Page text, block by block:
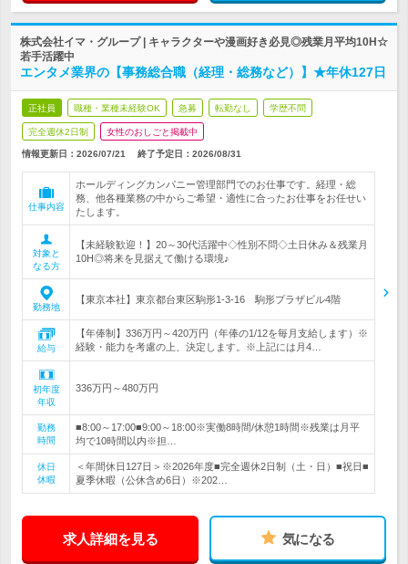
株式会社イマ・グループ | キャラクターや漫画好き必見◎残業月平均10H☆
若手活躍中
エンタメ業界の【事務総合職（経理・総務など）】★年休127日
正社員 職種・業種未経験OK 急募 転勤なし 学歴不問
完全週休2日制 女性のおしごと掲載中
情報更新日：2026/07/21 終了予定日： 2026/08/31
仕事内容
ホールディングカンパニー管理部門でのお仕事です。経理・総
務、他各種業務の中からご希望・適性に合ったお仕事をお任せい
たします。
対象と
なる方
【未経験歓迎！】20～30代活躍中◇性別不問◇土日休み＆残業月
10H◎将来を見据えて働ける環境♪
勤務地
【東京本社】東京都台東区駒形1-3-16 駒形プラザビル4階
給与
【年俸制】336万円～420万円（年俸の1/12を毎月支給します）※
経験・能力を考慮の上、決定します。※上記には月4…
初年度
年収
336万円～480万円
勤務
時間
■8:00～17:00■9:00～18:00※実働8時間/休憩1時間※残業は月平
均で10時間以内※担…
休日
休暇
＜年間休日127日＞※2026年度■完全週休2日制（土・日）■祝日■
夏季休暇（公休含め6日）※202…
求人詳細を見る 気になる